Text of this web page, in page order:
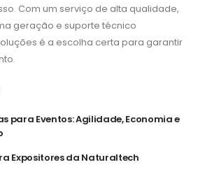
Com um serviço de alta qualidade,
geração e suporte técnico
é a escolha certa para garantir
para Eventos: Agilidade, Economia e
Expositores da Naturaltech